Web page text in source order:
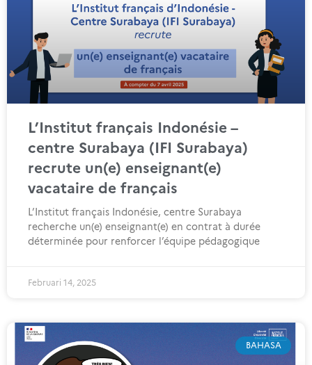
L’Institut français Indonésie –
centre Surabaya (IFI Surabaya)
recrute un(e) enseignant(e)
vacataire de français
L’Institut français Indonésie, centre Surabaya
recherche un(e) enseignant(e) en contrat à durée
déterminée pour renforcer l’équipe pédagogique
Februari 14, 2025
BAHASA